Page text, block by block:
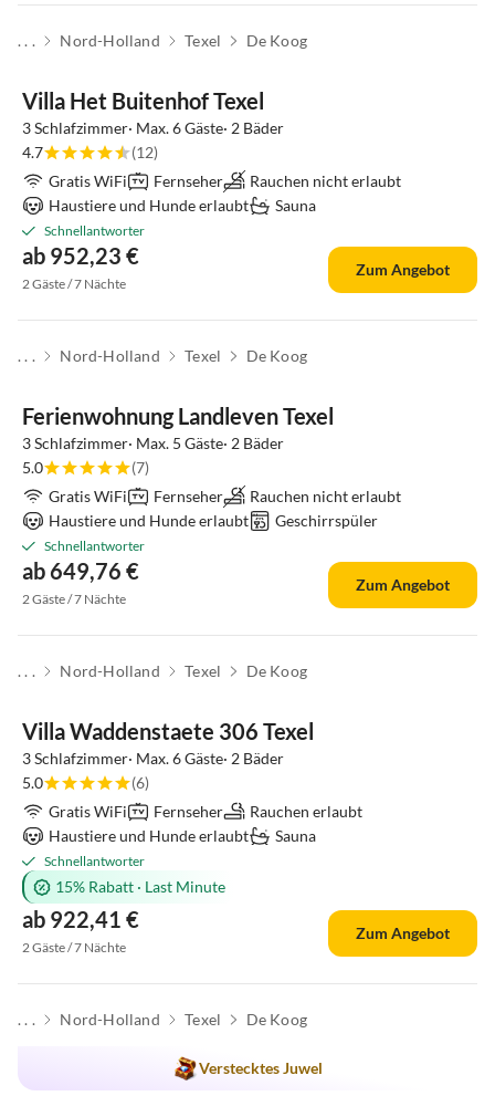
. . . Nord-Holland Texel De Koog
Villa Het Buitenhof Texel
3 Schlafzimmer· Max. 6 Gäste· 2 Bäder
4.7
(12)
Gratis WiFi
Fernseher
Rauchen nicht erlaubt
Haustiere und Hunde erlaubt
Sauna
Schnellantworter
ab 952,23 €
2 Gäste / 7 Nächte
Zum Angebot
. . . Nord-Holland Texel De Koog
Ferienwohnung Landleven Texel
3 Schlafzimmer· Max. 5 Gäste· 2 Bäder
5.0
(7)
Gratis WiFi
Fernseher
Rauchen nicht erlaubt
Haustiere und Hunde erlaubt
Geschirrspüler
Schnellantworter
ab 649,76 €
2 Gäste / 7 Nächte
Zum Angebot
. . . Nord-Holland Texel De Koog
Villa Waddenstaete 306 Texel
3 Schlafzimmer· Max. 6 Gäste· 2 Bäder
5.0
(6)
Gratis WiFi
Fernseher
Rauchen erlaubt
Haustiere und Hunde erlaubt
Sauna
Schnellantworter
15% Rabatt · Last Minute
ab 922,41 €
2 Gäste / 7 Nächte
Zum Angebot
. . . Nord-Holland Texel De Koog
Verstecktes Juwel